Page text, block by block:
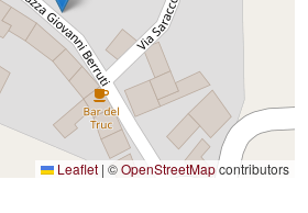
Leaflet | ©OpenStreetMapcontributors